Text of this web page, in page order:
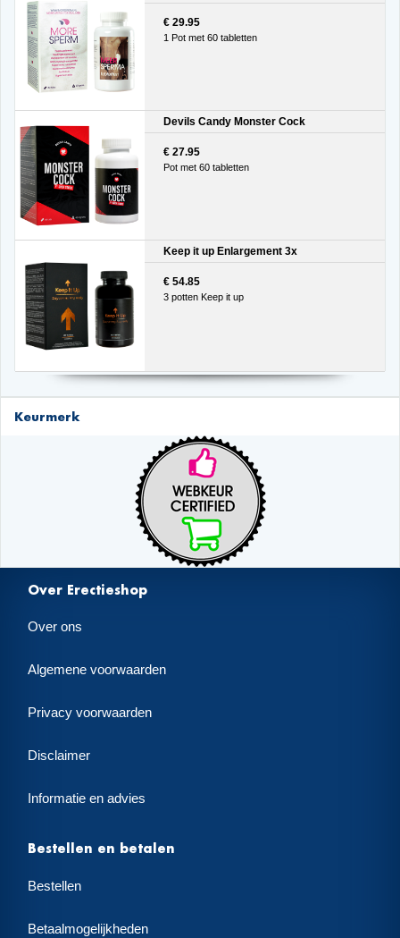
€ 29.95
1 Pot met 60 tabletten
Devils Candy Monster Cock
€ 27.95
Pot met 60 tabletten
Keep it up Enlargement 3x
€ 54.85
3 potten Keep it up
Keurmerk
Over Erectieshop
Over ons
Algemene voorwaarden
Privacy voorwaarden
Disclaimer
Informatie en advies
Bestellen en betalen
Bestellen
Betaalmogelijkheden